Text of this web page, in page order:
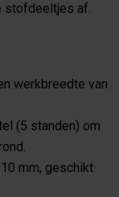
stofdeeltjes af.
werkbreedte van
(5 standen) om
mm, geschikt